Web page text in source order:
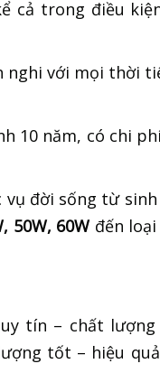
cả trong điều
nghi với mọi thời
10 năm, có chi
đời sống từ
50W, 60W đến
tín – chất lượng
tốt – hiệu